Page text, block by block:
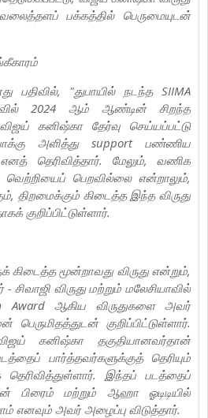
பக்கத்தில் பெருமையுடன்
பதிவில், "துபாயில் நடந்த SIIMA
2024 ஆம் ஆண்டின் சிறந்த
கனிஷ்கா தேர்வு செய்யப்பட்டு
அளித்து support பண்ணிய
தெரிவித்தார். மேலும், வணிக
வெற்றியைப் பெறவில்லை என்றாலும்,
திறமைக்கும் கிடைத்த இந்த விருது
குறிப்பிட்டுள்ளார்.
கிடைத்த மூன்றாவது விருது என்றும்,
விருது மற்றும் மலேசியாவில்
Award ஆகிய விருதுகளை அவர்
பெருமிதத்துடன் குறிப்பிட்டுள்ளார்.
கனிஷ்கா தகுதியானவர்தான்
பார்த்தவர்களுக்குத் தெரியும்
இந்தப் படத்தைப்
பிரைம் மற்றும் ஆஹா ஓடிடியில்
எனவும் அவர் அழைப்பு விடுத்தார்.